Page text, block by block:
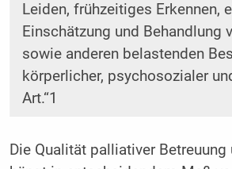
Leiden, frühzeitiges Erkennen,
Einschätzung und Behandlung
sowie anderen belastenden
körperlicher, psychosozialer
Art.“1
Die Qualität palliativer Betreuung